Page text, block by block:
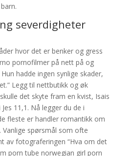
severdigheter
hvor det er benker og gress
pornofilmer på nett på og
hadde ingen synlige skader,
Legg til nettbutikk og øk
det skyte fram en kvist, Isais
11,1. Nå legger du de i
fleste er handler romantikk om
Vanlige spørsmål som ofte
av fotograferingen “Hva om det
porn tube norwegian girl porn